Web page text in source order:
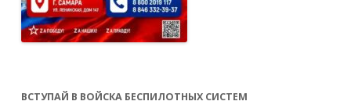
ВСТУПАЙ В ВОЙСКА БЕСПИЛОТНЫХ СИСТЕМ